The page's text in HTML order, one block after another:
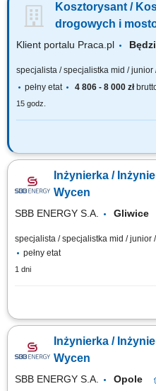
specyfikacji oraz zakresu prac w
inwestycji. Sprawdzanie
Kosztorysant /
drogowych i
Klient portalu Praca.pl
specjalista / specjalistka mid / junior
pełny etat
4 806 - 8 000 zł
15 godz.
Opracowywanie kompleksowych
przedmiarów, dokumentacji
kompletowanie dokumentów do
Inżynierka /
Wycen
SBB ENERGY S.A.
specjalista / specjalistka mid / junior
pełny etat
1 dni
Obowiązki: Analiza techniczna oraz
przygotowywanie ofert techniczno-
Pozyskiwanie, weryfikacja oraz
Inżynierka /
Wycen
SBB ENERGY S.A. Opole